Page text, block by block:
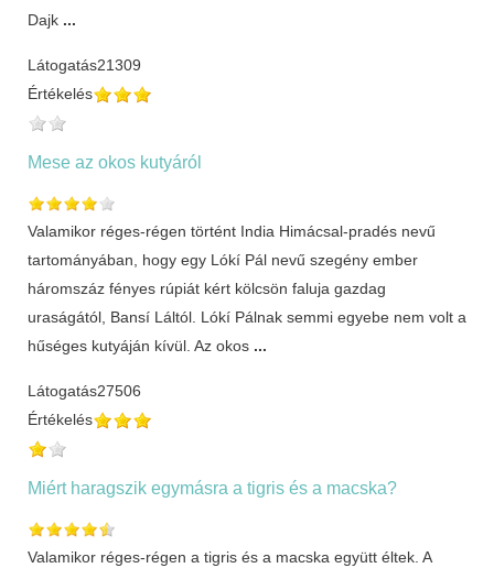
Dajk ...
Látogatás21309
Értékelés
Mese az okos kutyáról
Valamikor réges-régen történt India Himácsal-pradés nevű
tartományában, hogy egy Lókí Pál nevű szegény ember
háromszáz fényes rúpiát kért kölcsön faluja gazdag
uraságától, Bansí Láltól. Lókí Pálnak semmi egyebe nem volt a
hűséges kutyáján kívül. Az okos ...
Látogatás27506
Értékelés
Miért haragszik egymásra a tigris és a macska?
Valamikor réges-régen a tigris és a macska együtt éltek. A